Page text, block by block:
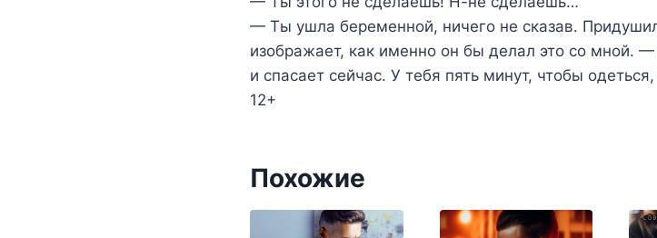
— Ты ушла беременной, ничего не сказав.
изображает, как именно он бы делал это со мной.
и спасает сейчас. У тебя пять минут, чтобы
12+
Похожие